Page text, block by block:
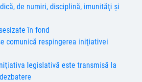
de numiri, disciplină, imunităţi şi
în fond
comunică respingerea iniţiativei
legislativă este transmisă la